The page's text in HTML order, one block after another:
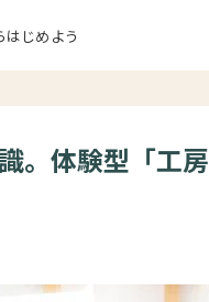
じめよう
。体験型「工